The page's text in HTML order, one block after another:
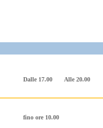
Dalle 17.00 Alle 20.00
fino ore 10.00